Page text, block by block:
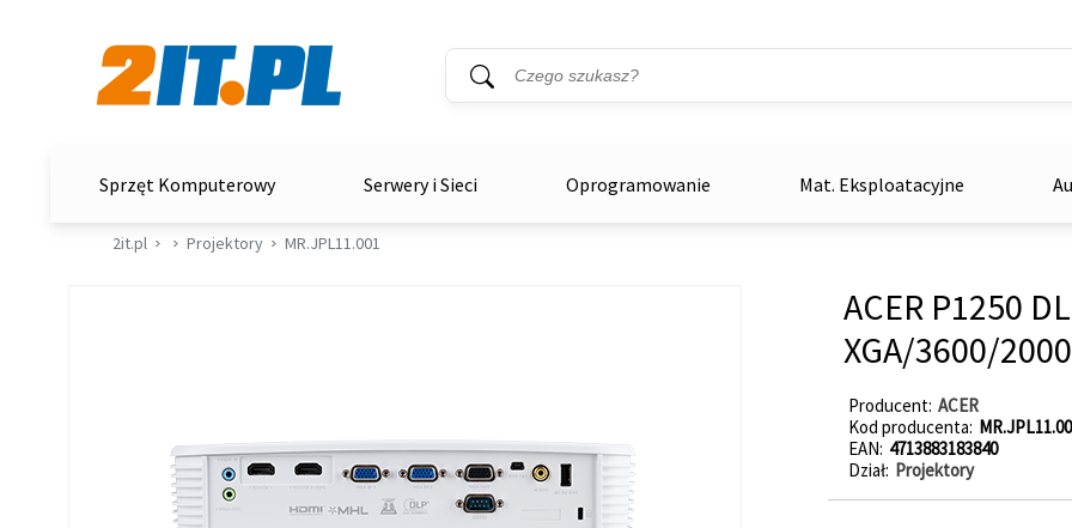
Wyszukiwarka
Słowo kluczowe
Sprzęt Komputerowy Serwery i Sieci Oprogramowanie Mat. Eksploatacyjne
2it.pl Projektory MR.JPL11.001
ACER P1250
XGA/3600/
Producent ACER
Kod producenta
EAN 4713883183840
Dział Projektory